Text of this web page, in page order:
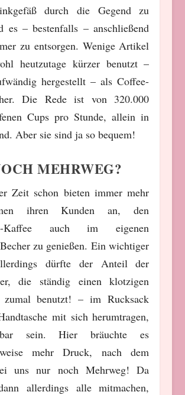
durch die Gegend zu
es – bestenfalls – anschließend
zu entsorgen. Wenige Artikel
heutzutage kürzer benutzt –
hergestellt – als Coffee-
Die Rede ist von 320.000
Cups pro Stunde, allein in
Aber sie sind ja so bequem!
MEHRWEG?
Zeit schon bieten immer mehr
ihren Kunden an, den
Kaffee auch im eigenen
zu genießen. Ein wichtiger
dürfte der Anteil der
die ständig einen klotzigen
benutzt! – im Rucksack
mit sich herumtragen,
sein. Hier bräuchte es
mehr Druck, nach dem
uns nur noch Mehrweg! Da
allerdings alle mitmachen,